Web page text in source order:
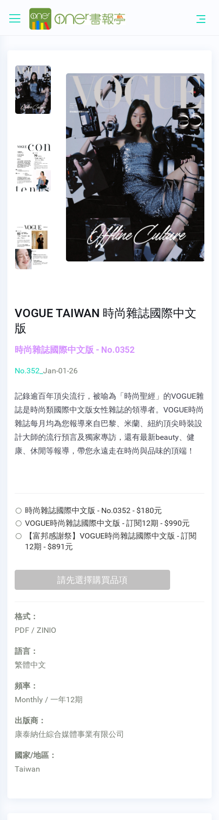
VOGUE TAIWAN 時尚雜誌國際中文
版
時尚雜誌國際中文版 - No.0352
No.352_ Jan-01-26
記錄逾百年頂尖流行，被喻為「時尚聖經」的VOGUE雜
誌是時尚類國際中文版女性雜誌的領導者。VOGUE時尚
雜誌每月均為您報導來自巴黎、米蘭、紐約頂尖時裝設
計大師的流行預言及獨家專訪，還有最新beauty、健
康、休閒等報導，帶您永遠走在時尚與品味的頂端！
時尚雜誌國際中文版 - No.0352 - $180元
VOGUE時尚雜誌國際中文版 - 訂閱12期 - $990元
【富邦感謝祭】VOGUE時尚雜誌國際中文版 - 訂閱
12期 - $891元
格式：
PDF / ZINIO
語言：
繁體中文
頻率：
Monthly / 一年12期
出版商：
康泰納仕綜合媒體事業有限公司
國家/地區：
Taiwan